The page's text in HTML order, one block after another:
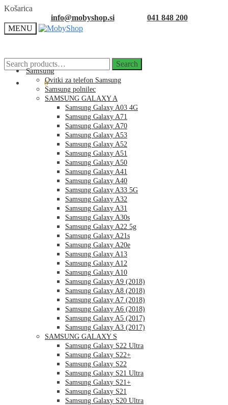
Skip
navigation
Skip
content
Košarica
info@mobyshop.si
041 848 200
MENU
Search
for:
Search
0.00€ 0
Samsung
Ovitki za telefon Samsung
Samsung polnilec
SAMSUNG GALAXY A
Samsung Galaxy A03 4G
Samsung Galaxy A71
Samsung Galaxy A70
Samsung Galaxy A53
Samsung Galaxy A52
Samsung Galaxy A51
Samsung Galaxy A50
Samsung Galaxy A41
Samsung Galaxy A40
Samsung Galaxy A33 5G
Samsung Galaxy A32
Samsung Galaxy A31
Samsung Galaxy A30s
Samsung Galaxy A22 5g
Samsung Galaxy A21s
Samsung Galaxy A20e
Samsung Galaxy A13
Samsung Galaxy A12
Samsung Galaxy A10
Samsung Galaxy A9 (2018)
Samsung Galaxy A8 (2018)
Samsung Galaxy A7 (2018)
Samsung Galaxy A6 (2018)
Samsung Galaxy A5 (2017)
Samsung Galaxy A3 (2017)
SAMSUNG GALAXY S
Samsung Galaxy S22 Ultra
Samsung Galaxy S22+
Samsung Galaxy S22
Samsung Galaxy S21 Ultra
Samsung Galaxy S21+
Samsung Galaxy S21
Samsung Galaxy S20 Ultra